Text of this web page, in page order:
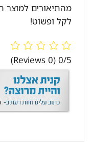
מהתיאורים למוצר
לקל ופשוט!
0/5
(0 Reviews)